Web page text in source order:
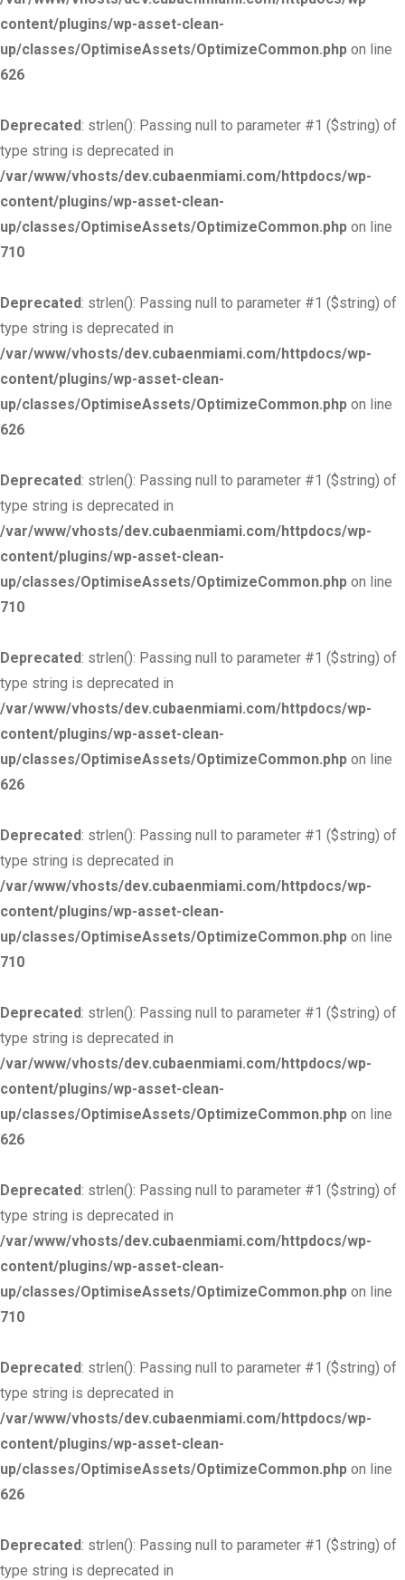
content/plugins/wp-asset-clean-
up/classes/OptimiseAssets/OptimizeCommon.php on line
626
Deprecated: strlen(): Passing null to parameter #1 ($string) of
type string is deprecated in
/var/www/vhosts/dev.cubaenmiami.com/httpdocs/wp-
content/plugins/wp-asset-clean-
up/classes/OptimiseAssets/OptimizeCommon.php on line
710
Deprecated: strlen(): Passing null to parameter #1 ($string) of
type string is deprecated in
/var/www/vhosts/dev.cubaenmiami.com/httpdocs/wp-
content/plugins/wp-asset-clean-
up/classes/OptimiseAssets/OptimizeCommon.php on line
626
Deprecated: strlen(): Passing null to parameter #1 ($string) of
type string is deprecated in
/var/www/vhosts/dev.cubaenmiami.com/httpdocs/wp-
content/plugins/wp-asset-clean-
up/classes/OptimiseAssets/OptimizeCommon.php on line
710
Deprecated: strlen(): Passing null to parameter #1 ($string) of
type string is deprecated in
/var/www/vhosts/dev.cubaenmiami.com/httpdocs/wp-
content/plugins/wp-asset-clean-
up/classes/OptimiseAssets/OptimizeCommon.php on line
626
Deprecated: strlen(): Passing null to parameter #1 ($string) of
type string is deprecated in
/var/www/vhosts/dev.cubaenmiami.com/httpdocs/wp-
content/plugins/wp-asset-clean-
up/classes/OptimiseAssets/OptimizeCommon.php on line
710
Deprecated: strlen(): Passing null to parameter #1 ($string) of
type string is deprecated in
/var/www/vhosts/dev.cubaenmiami.com/httpdocs/wp-
content/plugins/wp-asset-clean-
up/classes/OptimiseAssets/OptimizeCommon.php on line
626
Deprecated: strlen(): Passing null to parameter #1 ($string) of
type string is deprecated in
/var/www/vhosts/dev.cubaenmiami.com/httpdocs/wp-
content/plugins/wp-asset-clean-
up/classes/OptimiseAssets/OptimizeCommon.php on line
710
Deprecated: strlen(): Passing null to parameter #1 ($string) of
type string is deprecated in
/var/www/vhosts/dev.cubaenmiami.com/httpdocs/wp-
content/plugins/wp-asset-clean-
up/classes/OptimiseAssets/OptimizeCommon.php on line
626
Deprecated: strlen(): Passing null to parameter #1 ($string) of
type string is deprecated in